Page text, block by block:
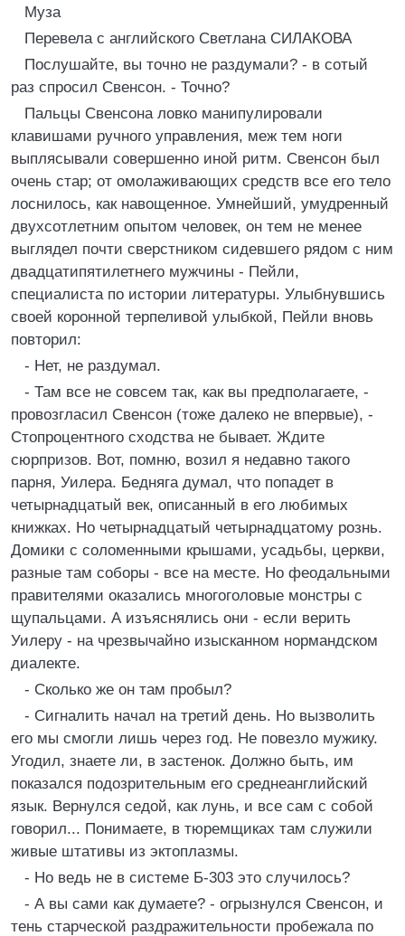
Муза
Перевела с английского Светлана СИЛАКОВА
Послушайте, вы точно не раздумали? - в сотый
раз спросил Свенсон. - Точно?
Пальцы Свенсона ловко манипулировали
клавишами ручного управления, меж тем ноги
выплясывали совершенно иной ритм. Свенсон был
очень стар; от омолаживающих средств все его тело
лоснилось, как навощенное. Умнейший, умудренный
двухсотлетним опытом человек, он тем не менее
выглядел почти сверстником сидевшего рядом с ним
двадцатипятилетнего мужчины - Пейли,
специалиста по истории литературы. Улыбнувшись
своей коронной терпеливой улыбкой, Пейли вновь
повторил:
- Нет, не раздумал.
- Там все не совсем так, как вы предполагаете, -
провозгласил Свенсон (тоже далеко не впервые), -
Стопроцентного сходства не бывает. Ждите
сюрпризов. Вот, помню, возил я недавно такого
парня, Уилера. Бедняга думал, что попадет в
четырнадцатый век, описанный в его любимых
книжках. Но четырнадцатый четырнадцатому рознь.
Домики с соломенными крышами, усадьбы, церкви,
разные там соборы - все на месте. Но феодальными
правителями оказались многоголовые монстры с
щупальцами. А изъяснялись они - если верить
Уилеру - на чрезвычайно изысканном нормандском
диалекте.
- Сколько же он там пробыл?
- Сигналить начал на третий день. Но вызволить
его мы смогли лишь через год. Не повезло мужику.
Угодил, знаете ли, в застенок. Должно быть, им
показался подозрительным его среднеанглийский
язык. Вернулся седой, как лунь, и все сам с собой
говорил... Понимаете, в тюремщиках там служили
живые штативы из эктоплазмы.
- Но ведь не в системе Б-303 это случилось?
- А вы сами как думаете? - огрызнулся Свенсон, и
тень старческой раздражительности пробежала по